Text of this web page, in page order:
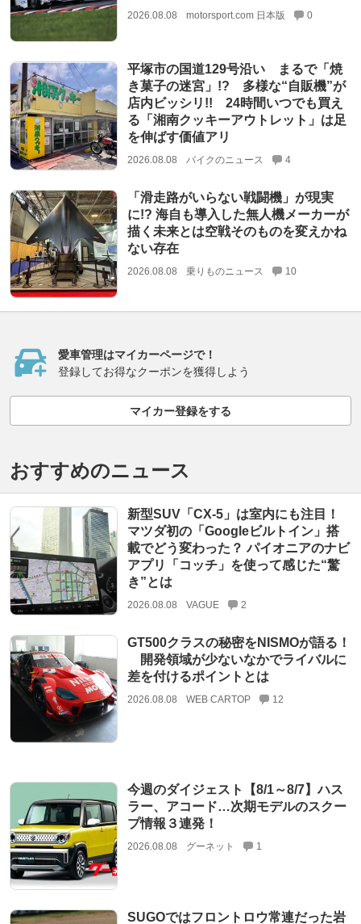
2026.08.08 motorsport.com 日本版 0
平塚市の国道129号沿い まるで「焼
き菓子の迷宮」!? 多様な“自販機”が
店内ビッシリ!! 24時間いつでも買え
る「湘南クッキーアウトレット」は足
を伸ばす価値アリ
2026.08.08 バイクのニュース 4
「滑走路がいらない戦闘機」が現実
に!? 海自も導入した無人機メーカーが
描く未来とは空戦そのものを変えかね
ない存在
2026.08.08 乗りものニュース 10
愛車管理はマイカーページで！
登録してお得なクーポンを獲得しよう
マイカー登録をする
おすすめのニュース
新型SUV「CX-5」は室内にも注目！
マツダ初の「Googleビルトイン」搭
載でどう変わった？ パイオニアのナビ
アプリ「コッチ」を使って感じた“驚
き”とは
2026.08.08 VAGUE 2
GT500クラスの秘密をNISMOが語る！
開発領域が少ないなかでライバルに
差を付けるポイントとは
2026.08.08 WEB CARTOP 12
今週のダイジェスト【8/1～8/7】ハス
ラー、アコード…次期モデルのスクー
プ情報３連発！
2026.08.08 グーネット 1
SUGOではフロントロウ常連だった岩